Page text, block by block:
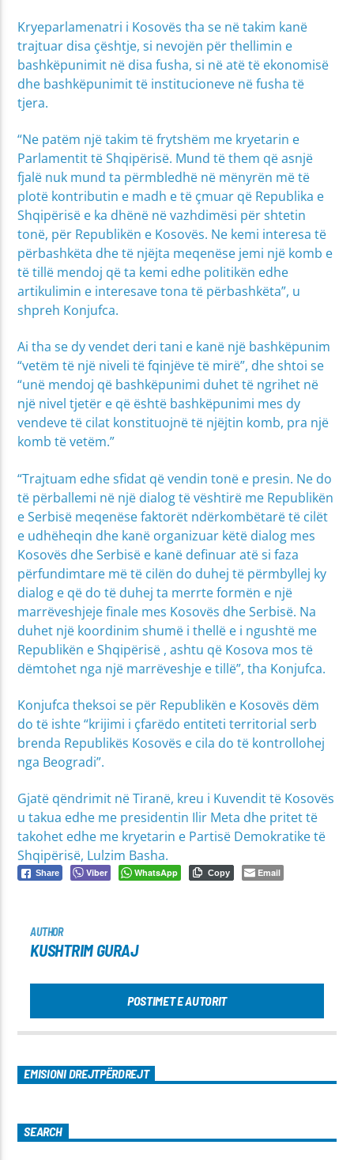
Kryeparlamenatri i Kosovës tha se në takim kanë
trajtuar disa çështje, si nevojën për thellimin e
bashkëpunimit në disa fusha, si në atë të ekonomisë
dhe bashkëpunimit të institucioneve në fusha të
tjera.
“Ne patëm një takim të frytshëm me kryetarin e
Parlamentit të Shqipërisë. Mund të them që asnjë
fjalë nuk mund ta përmbledhë në mënyrën më të
plotë kontributin e madh e të çmuar që Republika e
Shqipërisë e ka dhënë në vazhdimësi për shtetin
tonë, për Republikën e Kosovës. Ne kemi interesa të
përbashkëta dhe të njëjta meqenëse jemi një komb e
të tillë mendoj që ta kemi edhe politikën edhe
artikulimin e interesave tona të përbashkëta”, u
shpreh Konjufca.
Ai tha se dy vendet deri tani e kanë një bashkëpunim
“vetëm të një niveli të fqinjëve të mirë”, dhe shtoi se
“unë mendoj që bashkëpunimi duhet të ngrihet në
një nivel tjetër e që është bashkëpunimi mes dy
vendeve të cilat konstituojnë të njëjtin komb, pra një
komb të vetëm.”
“Trajtuam edhe sfidat që vendin tonë e presin. Ne do
të përballemi në një dialog të vështirë me Republikën
e Serbisë meqenëse faktorët ndërkombëtarë të cilët
e udhëheqin dhe kanë organizuar këtë dialog mes
Kosovës dhe Serbisë e kanë definuar atë si faza
përfundimtare më të cilën do duhej të përmbyllej ky
dialog e që do të duhej ta merrte formën e një
marrëveshjeje finale mes Kosovës dhe Serbisë. Na
duhet një koordinim shumë i thellë e i ngushtë me
Republikën e Shqipërisë , ashtu që Kosova mos të
dëmtohet nga një marrëveshje e tillë”, tha Konjufca.
Konjufca theksoi se për Republikën e Kosovës dëm
do të ishte “krijimi i çfarëdo entiteti territorial serb
brenda Republikës Kosovës e cila do të kontrollohej
nga Beogradi”.
Gjatë qëndrimit në Tiranë, kreu i Kuvendit të Kosovës
u takua edhe me presidentin Ilir Meta dhe pritet të
takohet edhe me kryetarin e Partisë Demokratike të
Shqipërisë, Lulzim Basha.
Share Viber WhatsApp Copy Email
AUTHOR
KUSHTRIM GURAJ
POSTIMET E AUTORIT
EMISIONI DREJTPËRDREJT
SEARCH